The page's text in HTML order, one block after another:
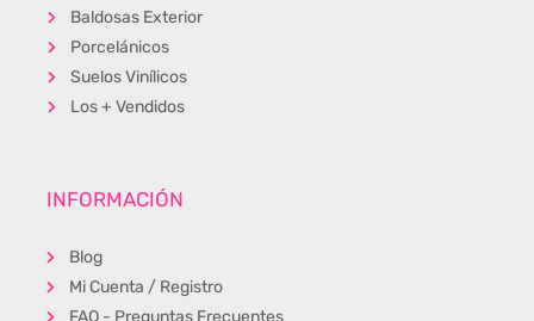
Baldosas Exterior
Porcelánicos
Suelos Vinílicos
Los + Vendidos
INFORMACIÓN
Blog
Mi Cuenta / Registro
FAQ - Preguntas Frecuentes